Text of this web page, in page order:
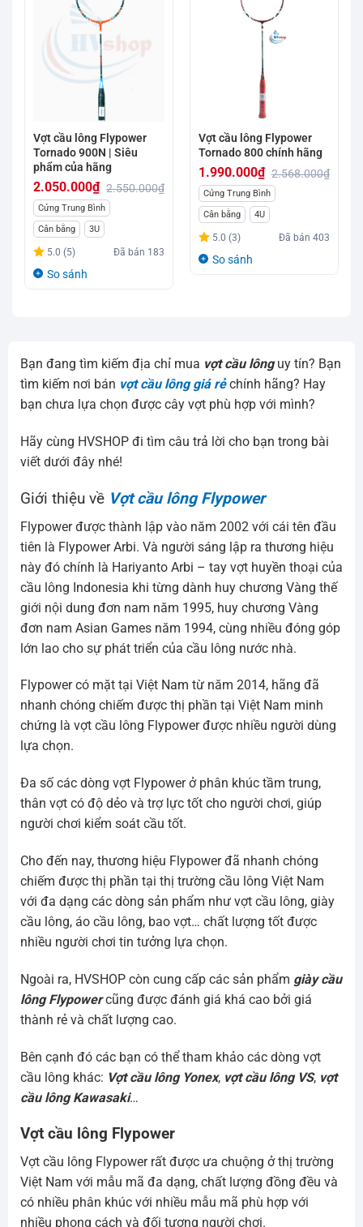
Vợt cầu lông Flypower
Tornado 900N | Siêu
phẩm của hãng
2.550.000₫
Giá
gốc
là:
2.550.000₫.
2.050.000₫
Giá
hiện
tại
là:
Cứng Trung Bình
Cân bằng
3U
5.0 (5) Đã bán 183
So sánh
Vợt cầu lông Flypower
Tornado 800 chính hãng
2.568.000₫
Giá
gốc
là:
2.568.000₫.
1.990.000₫
Giá
hiện
tại
là:
Cứng Trung Bình
Cân bằng
4U
5.0 (3) Đã bán403
So sánh
Bạn đang tìm kiếm địa chỉ mua vợt cầu lônguy tín? Bạn
tìm kiếm nơi bán vợt cầu lông giá rẻchính hãng? Hay
bạn chưa lựa chọn được cây vợt phù hợp với mình?
Hãy cùng HVSHOP đi tìm câu trả lời cho bạn trong bài
viết dưới đây nhé!
Giới thiệu về Vợt cầu lông Flypower
Flypower được thành lập vào năm 2002 với cái tên đầu
tiên là Flypower Arbi. Và người sáng lập ra thương hiệu
này đó chính là Hariyanto Arbi – tay vợt huyền thoại của
cầu lông Indonesia khi từng dành huy chương Vàng thế
giới nội dung đơn nam năm 1995, huy chương Vàng
đơn nam Asian Games năm 1994, cùng nhiều đóng góp
lớn lao cho sự phát triển của cầu lông nước nhà.
Flypower có mặt tại Việt Nam từ năm 2014, hãng đã
nhanh chóng chiếm được thị phần tại Việt Nam minh
chứng là vợt cầu lông Flypower được nhiều người dùng
lựa chọn.
Đa số các dòng vợt Flypower ở phân khúc tầm trung,
thân vợt có độ dẻo và trợ lực tốt cho người chơi, giúp
người chơi kiểm soát cầu tốt.
Cho đến nay, thương hiệu Flypower đã nhanh chóng
chiếm được thị phần tại thị trường cầu lông Việt Nam
với đa dạng các dòng sản phẩm như vợt cầu lông, giày
cầu lông, áo cầu lông, bao vợt… chất lượng tốt được
nhiều người chơi tin tưởng lựa chọn.
Ngoài ra, HVSHOP còn cung cấp các sản phẩm giày cầu
lông Flypowercũng được đánh giá khá cao bởi giá
thành rẻ và chất lượng cao.
Bên cạnh đó các bạn có thể tham khảo các dòng vợt
cầu lông khác: Vợt cầu lông Yonex, vợt cầu lông VS, vợt
cầu lông Kawasaki…
Vợt cầu lông Flypower
Vợt cầu lông Flypower rất được ưa chuộng ở thị trường
Việt Nam với mẫu mã đa dạng, chất lượng đồng đều và
có nhiều phân khúc với nhiều mẫu mã phù hợp với
nhiều phong cách và đối tượng người chơi.